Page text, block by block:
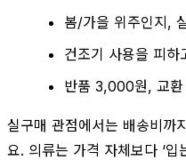
봄/가을 위주인지,
건조기 사용을 피하
반품 3,000원, 교
실구매 관점에서는 배송비까
요. 의류는 가격 자체보다 ‘